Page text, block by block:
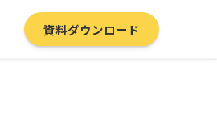
資料ダウンロード